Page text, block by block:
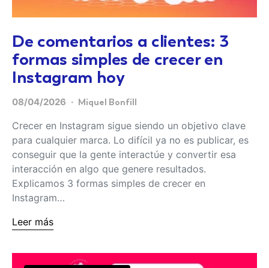
De comentarios a clientes: 3
formas simples de crecer en
Instagram hoy
08/04/2026 Miquel Bonfill
Crecer en Instagram sigue siendo un objetivo clave
para cualquier marca. Lo difícil ya no es publicar, es
conseguir que la gente interactúe y convertir esa
interacción en algo que genere resultados.
Explicamos 3 formas simples de crecer en
Instagram…
Leer más